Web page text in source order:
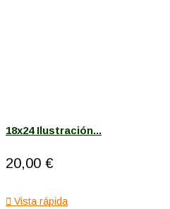
18x24 Ilustración...
20,00 €
 Vista rápida